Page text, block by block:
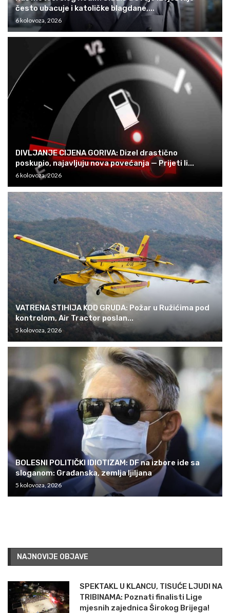
često ubacuje i katoličke blagdane,...
6 kolovoza, 2026
DIVLJANJE CIJENA GORIVA: Dizel drastično
poskupio, najavljuju nova povećanja — Prijeti li...
6 kolovoza, 2026
VATRENA STIHIJA KOD GRUDA: Požar u Ružićima pod
kontrolom, Air Tractor poslan...
5 kolovoza, 2026
BOLESNI POLITIČKI IDIOTIZAM: DF na izbore ide sa
sloganom: Građanska, zemlja ljiljana
5 kolovoza, 2026
NAJNOVIJE OBJAVE
SPEKTAKL U KLANCU, TISUĆE LJUDI NA
TRIBINAMA: Poznati finalisti Lige
mjesnih zajednica Širokog Brijega!